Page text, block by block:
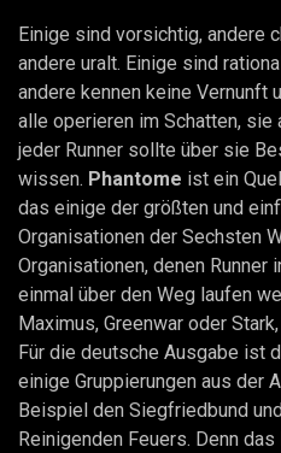
Einige sind vorsichtig, andere
andere uralt. Einige sind
andere kennen keine Vernunft
alle operieren im Schatten, sie
jeder Runner sollte über sie
wissen. Phantome ist ein
das einige der größten und
Organisationen der Sechsten
Organisationen, denen
einmal über den Weg laufen
Maximus, Greenwar oder
Für die deutsche Ausgabe ist
einige Gruppierungen aus der
Beispiel den Siegfriedbund
Reinigenden Feuers. Denn